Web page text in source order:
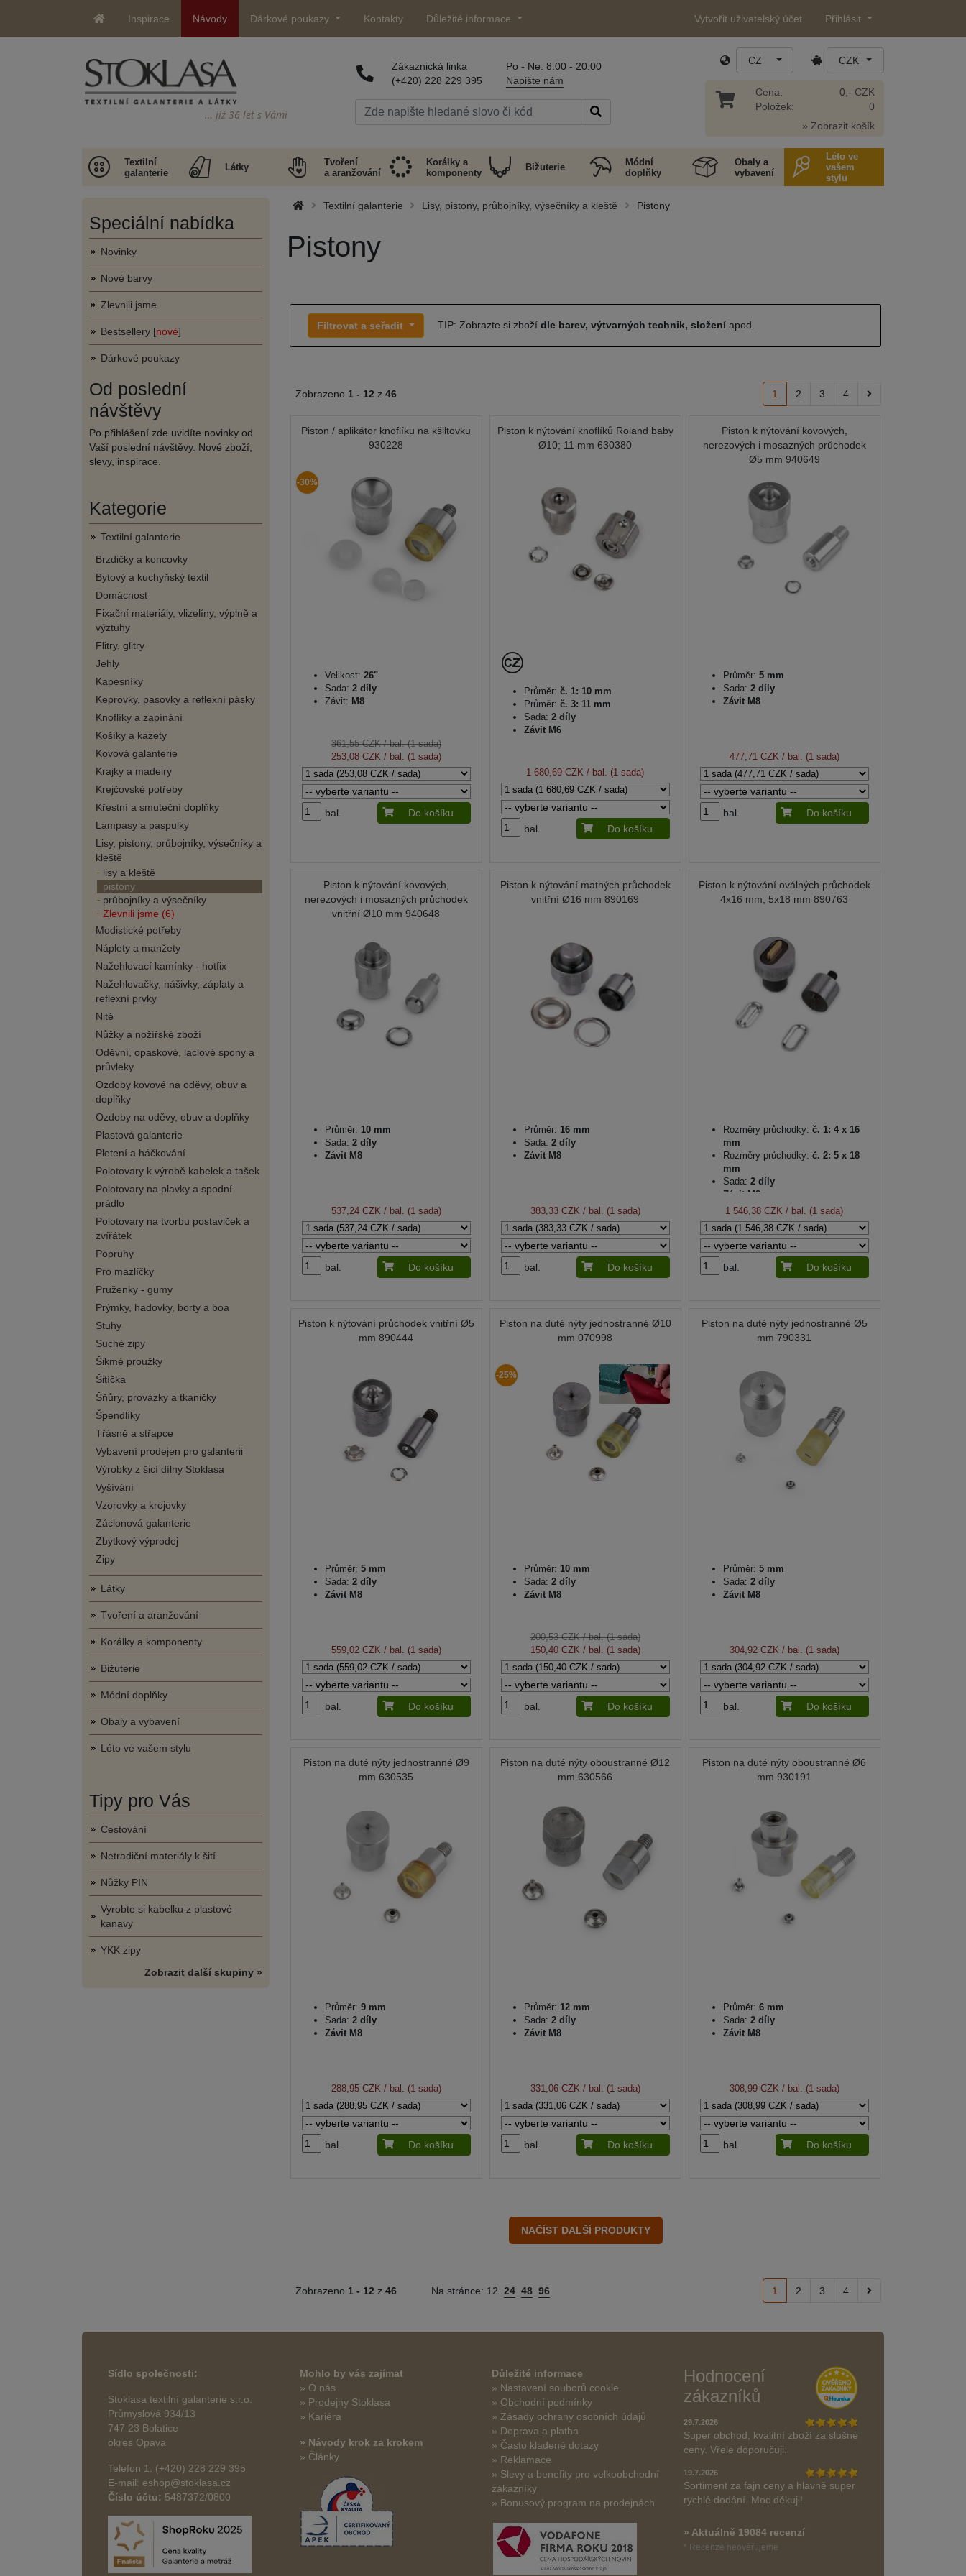
Inspirace Návody Dárkové poukazy Kontakty Důležité informace Vytvořit uživatelský účet Přihlásit
… již 36 let s Vámi
Zákaznická linka
(+420) 228 229 395
Po - Ne: 8:00 - 20:00
Napište nám
CZ CZK
Cena:
Položek:
0,- CZK
0
» Zobrazit košík
Textilní
galanterie
Látky
Tvoření
a aranžování
Korálky a
komponenty
Bižuterie
Módní
doplňky
Obaly a
vybavení
Léto ve
vašem
stylu
Speciální nabídka
Novinky
Nové barvy
Zlevnili jsme
Bestsellery [nové]
Dárkové poukazy
Od poslední
návštěvy
Po přihlášení zde uvidíte novinky od
Vaší poslední návštěvy. Nové zboží,
slevy, inspirace.
Kategorie
Textilní galanterie
Brzdičky a koncovky
Bytový a kuchyňský textil
Domácnost
Fixační materiály, vlizelíny, výplně a
výztuhy
Flitry, glitry
Jehly
Kapesníky
Keprovky, pasovky a reflexní pásky
Knoflíky a zapínání
Košíky a kazety
Kovová galanterie
Krajky a madeiry
Krejčovské potřeby
Křestní a smuteční doplňky
Lampasy a paspulky
Lisy, pistony, průbojníky, výsečníky a
kleště
lisy a kleště
pistony
průbojníky a výsečníky
Zlevnili jsme (6)
Modistické potřeby
Náplety a manžety
Nažehlovací kamínky - hotfix
Nažehlovačky, nášivky, záplaty a
reflexní prvky
Nitě
Nůžky a nožířské zboží
Oděvní, opaskové, laclové spony a
průvleky
Ozdoby kovové na oděvy, obuv a
doplňky
Ozdoby na oděvy, obuv a doplňky
Plastová galanterie
Pletení a háčkování
Polotovary k výrobě kabelek a tašek
Polotovary na plavky a spodní
prádlo
Polotovary na tvorbu postaviček a
zvířátek
Popruhy
Pro mazlíčky
Pruženky - gumy
Prýmky, hadovky, borty a boa
Stuhy
Suché zipy
Šikmé proužky
Šitíčka
Šňůry, provázky a tkaničky
Špendlíky
Třásně a střapce
Vybavení prodejen pro galanterii
Výrobky z šicí dílny Stoklasa
Vyšívání
Vzorovky a krojovky
Záclonová galanterie
Zbytkový výprodej
Zipy
Látky
Tvoření a aranžování
Korálky a komponenty
Bižuterie
Módní doplňky
Obaly a vybavení
Léto ve vašem stylu
Tipy pro Vás
Cestování
Netradiční materiály k šití
Nůžky PIN
Vyrobte si kabelku z plastové
kanavy
YKK zipy
Zobrazit další skupiny »
Textilní galanterie Lisy, pistony, průbojníky, výsečníky a kleště Pistony
Pistony
Filtrovat a seřadit TIP: Zobrazte si zboží dle barev, výtvarných technik, složeníapod.
Zobrazeno 1 - 12 z 46 1 2 3 4
Piston / aplikátor knoflíku na kšiltovku
930228
-30%
Velikost: 26"
Sada: 2 díly
Závit: M8
361,55 CZK/ bal. (1 sada)
253,08 CZK / bal. (1 sada)
bal. Do košíku
Piston k nýtování knoflíků Roland baby
Ø10; 11 mm 630380
Průměr: č. 1: 10 mm
Průměr: č. 3: 11 mm
Sada: 2 díly
Závit M6
1 680,69 CZK / bal. (1 sada)
bal. Do košíku
Piston k nýtování kovových,
nerezových i mosazných průchodek
Ø5 mm 940649
Průměr: 5 mm
Sada: 2 díly
Závit M8
477,71 CZK / bal. (1 sada)
bal. Do košíku
Piston k nýtování kovových,
nerezových i mosazných průchodek
vnitřní Ø10 mm 940648
Průměr: 10 mm
Sada: 2 díly
Závit M8
537,24 CZK / bal. (1 sada)
bal. Do košíku
Piston k nýtování matných průchodek
vnitřní Ø16 mm 890169
Průměr: 16 mm
Sada: 2 díly
Závit M8
383,33 CZK / bal. (1 sada)
bal. Do košíku
Piston k nýtování oválných průchodek
4x16 mm, 5x18 mm 890763
Rozměry průchodky: č. 1: 4 x 16
mm
Rozměry průchodky: č. 2: 5 x 18
mm
Sada: 2 díly
Závit M8
1 546,38 CZK / bal. (1 sada)
bal. Do košíku
Piston k nýtování průchodek vnitřní Ø5
mm 890444
Průměr: 5 mm
Sada: 2 díly
Závit M8
559,02 CZK / bal. (1 sada)
bal. Do košíku
Piston na duté nýty jednostranné Ø10
mm 070998
-25%
Průměr: 10 mm
Sada: 2 díly
Závit M8
200,53 CZK/ bal. (1 sada)
150,40 CZK / bal. (1 sada)
bal. Do košíku
Piston na duté nýty jednostranné Ø5
mm 790331
Průměr: 5 mm
Sada: 2 díly
Závit M8
304,92 CZK / bal. (1 sada)
bal. Do košíku
Piston na duté nýty jednostranné Ø9
mm 630535
Průměr: 9 mm
Sada: 2 díly
Závit M8
288,95 CZK / bal. (1 sada)
bal. Do košíku
Piston na duté nýty oboustranné Ø12
mm 630566
Průměr: 12 mm
Sada: 2 díly
Závit M8
331,06 CZK / bal. (1 sada)
bal. Do košíku
Piston na duté nýty oboustranné Ø6
mm 930191
Průměr: 6 mm
Sada: 2 díly
Závit M8
308,99 CZK / bal. (1 sada)
bal. Do košíku
Zobrazeno 1 - 12 z 46 Na stránce: 12 24 48 96 1 2 3 4
Sídlo společnosti:
Stoklasa textilní galanterie s.r.o.
Průmyslová 934/13
747 23 Bolatice
okres Opava
Telefon 1: (+420) 228 229 395
E-mail: eshop@stoklasa.cz
Číslo účtu: 5487372/0800
Mohlo by vás zajímat
» O nás
» Prodejny Stoklasa
» Kariéra
» Návody krok za krokem
» Články
Důležité informace
» Nastavení souborů cookie
» Obchodní podmínky
» Zásady ochrany osobních údajů
» Doprava a platba
» Často kladené dotazy
» Reklamace
» Slevy a benefity pro velkoobchodní
zákazníky
» Bonusový program na prodejnách
Hodnocení
zákazníků
29.7.2026
Super obchod, kvalitní zboží za slušné
ceny. Vřele doporučuji.
19.7.2026
Sortiment za fajn ceny a hlavně super
rychlé dodání. Moc děkuji!.
» Aktuálně 19084 recenzí
* Recenze neověřujeme